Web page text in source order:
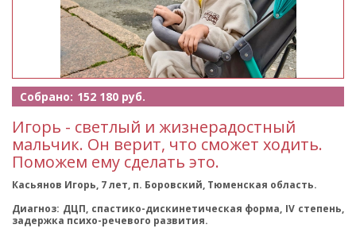
Собрано: 152 180 руб.
Игорь - светлый и жизнерадостный
мальчик. Он верит, что сможет ходить.
Поможем ему сделать это.
Касьянов Игорь, 7 лет, п. Боровский, Тюменская область.
Диагноз: ДЦП, спастико-дискинетическая форма, IV степень,
задержка психо-речевого развития.